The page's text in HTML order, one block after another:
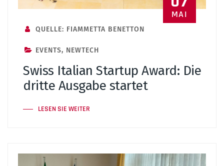
MAI
QUELLE: FIAMMETTA BENETTON
EVENTS, NEWTECH
Swiss Italian Startup Award: Die
dritte Ausgabe startet
LESEN SIE WEITER